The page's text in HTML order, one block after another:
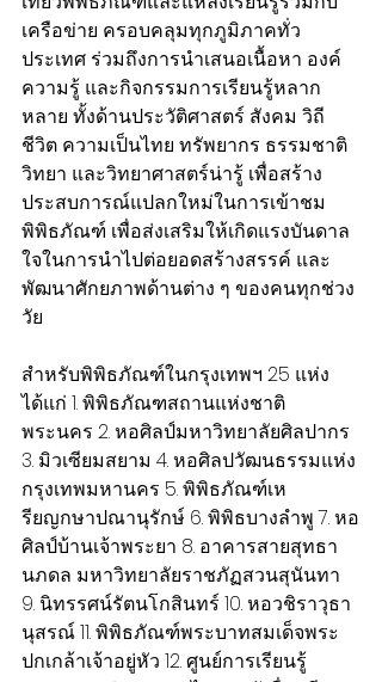
เครือข่าย ครอบคลุมทุกภูมิภาคทั่ว
ประเทศ ร่วมถึงการนำเสนอเนื้อหา องค์
ความรู้ และกิจกรรมการเรียนรู้หลาก
หลาย ทั้งด้านประวัติศาสตร์ สังคม วิถี
ชีวิต ความเป็นไทย ทรัพยากร ธรรมชาติ
วิทยา และวิทยาศาสตร์น่ารู้ เพื่อสร้าง
ประสบการณ์แปลกใหม่ในการเข้าชม
พิพิธภัณฑ์ เพื่อส่งเสริมให้เกิดแรงบันดาล
ใจในการนำไปต่อยอดสร้างสรรค์ และ
พัฒนาศักยภาพด้านต่าง ๆ ของคนทุกช่วง
วัย
สำหรับพิพิธภัณฑ์ในกรุงเทพฯ 25 แห่ง
ได้แก่ 1. พิพิธภัณฑสถานแห่งชาติ
พระนคร 2. หอศิลป์มหาวิทยาลัยศิลปากร
3. มิวเซียมสยาม 4. หอศิลปวัฒนธรรมแห่ง
กรุงเทพมหานคร 5. พิพิธภัณฑ์เห
รียญกษาปณานุรักษ์ 6. พิพิธบางลำพู 7. หอ
ศิลป์บ้านเจ้าพระยา 8. อาคารสายสุทธา
นภดล มหาวิทยาลัยราชภัฏสวนสุนันทา
9. นิทรรศน์รัตนโกสินทร์ 10. หอวชิราวุธา
นุสรณ์ 11. พิพิธภัณฑ์พระบาทสมเด็จพระ
ปกเกล้าเจ้าอยู่หัว 12. ศูนย์การเรียนรู้